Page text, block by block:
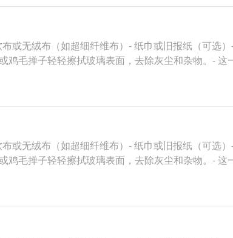
或无绒布（如超细纤维布）- 纸巾或旧报纸（可选
毛掸子轻轻擦拭玻璃表面，去除灰尘和杂物。- 这
或无绒布（如超细纤维布）- 纸巾或旧报纸（可选
毛掸子轻轻擦拭玻璃表面，去除灰尘和杂物。- 这